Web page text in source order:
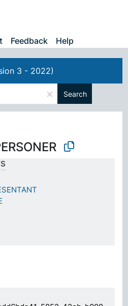
Feedback Help
3 - 2022)
× Search